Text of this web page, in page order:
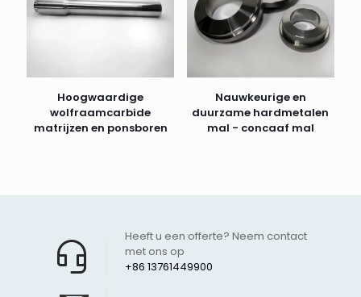
Hoogwaardige
wolfraamcarbide
matrijzen en ponsboren
Nauwkeurige en
duurzame hardmetalen
mal - concaaf mal
+86 13761449900
Heeft u een offerte? Neem contact
met ons op